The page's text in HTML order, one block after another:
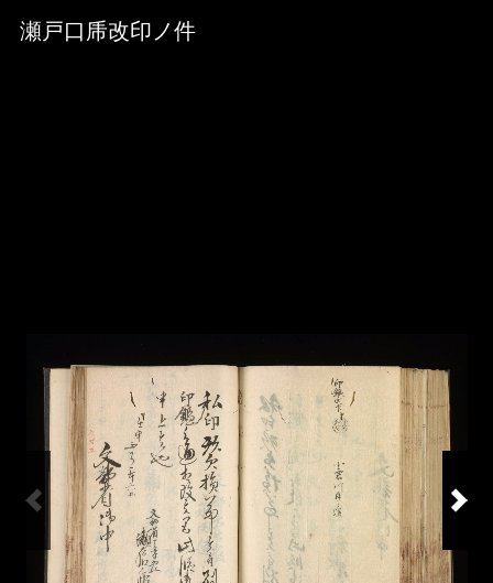
Media Viewer
瀬戸口乕改印ノ件